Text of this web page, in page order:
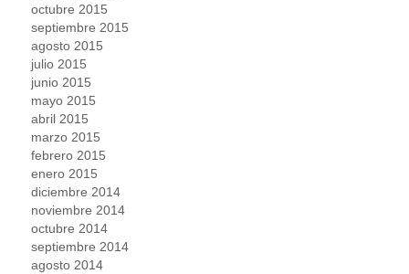
octubre 2015
septiembre 2015
agosto 2015
julio 2015
junio 2015
mayo 2015
abril 2015
marzo 2015
febrero 2015
enero 2015
diciembre 2014
noviembre 2014
octubre 2014
septiembre 2014
agosto 2014